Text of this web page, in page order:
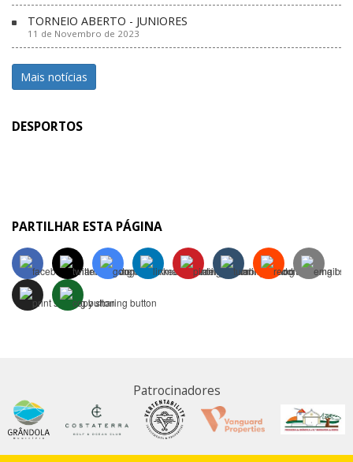
TORNEIO ABERTO - JUNIORES
11 de Novembro de 2023
Mais notícias
DESPORTOS
PARTILHAR ESTA PÁGINA
Patrocinadores